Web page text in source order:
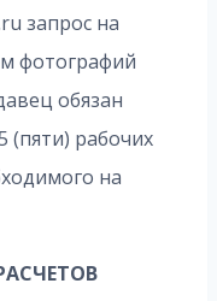
запрос на
фотографий
обязан
(пяти) рабочих
на